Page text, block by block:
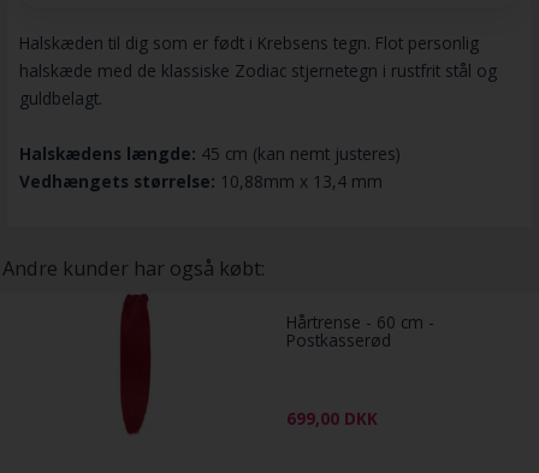
Halskæden til dig som er født i Krebsens tegn. Flot personlig
halskæde med de klassiske Zodiac stjernetegn i rustfrit stål og
guldbelagt.
Halskædens længde: 45 cm (kan nemt justeres)
Vedhængets størrelse: 10,88mm x 13,4 mm
Andre kunder har også købt:
Hårtrense - 60 cm -
Postkasserød
699,00 DKK